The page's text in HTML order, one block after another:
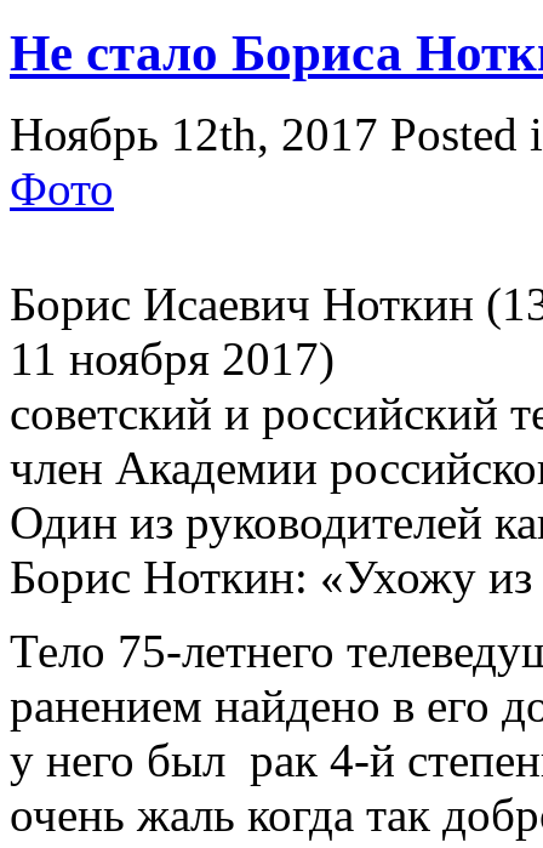
Не стало Бориса
Ноябрь 12th, 2017 Posted
Фото
Борис Исаевич Ноткин
11 ноября 2017)
советский и российский
член Академии
Один из руководителей
Борис Ноткин: «Ухожу
Тело 75-летнего
ранением найдено в его
у него был рак 4-й
очень жаль когда так